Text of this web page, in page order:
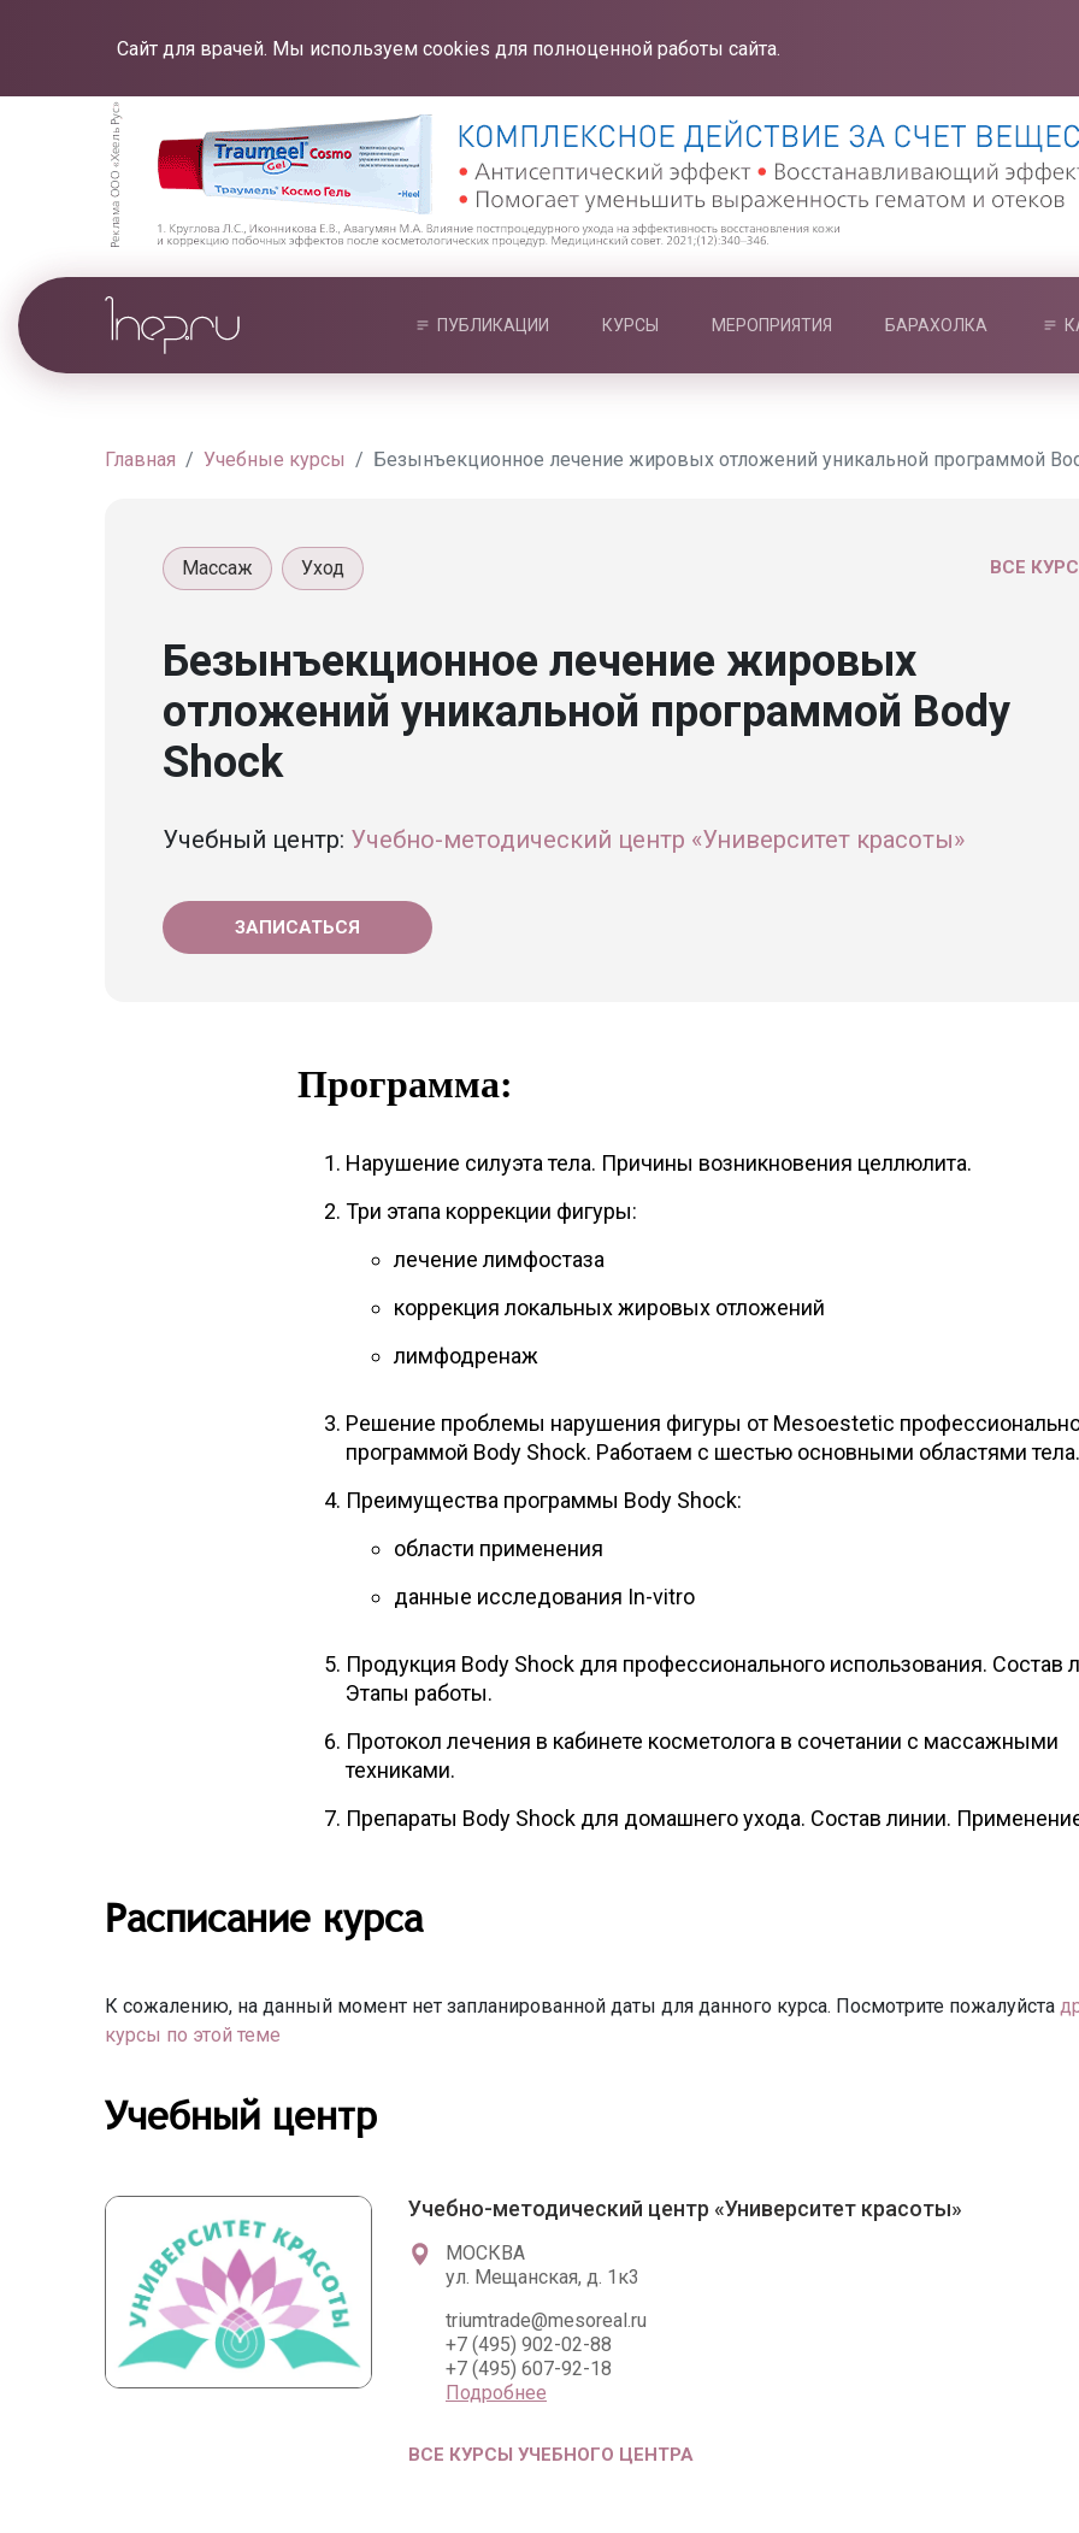
Сайт для врачей. Мы используем cookies для полноценной работы сайта.
ПУБЛИКАЦИИ КУРСЫ МЕРОПРИЯТИЯ БАРАХОЛКА
Главная Учебные курсы Безынъекционное лечение жировых отложений уникальной программой
ВСЕ
Массаж Уход
Безынъекционное лечение жировых
отложений уникальной программой Вody
Shock
Учебный центр: Учебно-методический центр «Университет красоты»
ЗАПИСАТЬСЯ
Программа:
Нарушение силуэта тела. Причины возникновения целлюлита.
Три этапа коррекции фигуры:
лечение лимфостаза
коррекция локальных жировых отложений
лимфодренаж
Решение проблемы нарушения фигуры от Mesoestetic
программой Body Shock. Работаем с шестью основными областями тела.
Преимущества программы Body Shock:
области применения
данные исследования In-vitro
Продукция Body Shock для профессионального использования. Состав
Этапы работы.
Протокол лечения в кабинете косметолога в сочетании с массажными
техниками.
Препараты Body Shock для домашнего ухода. Состав линии.
Расписание курса
К сожалению, на данный момент нет запланированной даты для данного курса. Посмотрите пожалуйста
курсы по этой теме
Учебный центр
Учебно-методический центр «Университет красоты»
МОСКВА
ул. Мещанская, д. 1к3
triumtrade@mesoreal.ru
+7 (495) 902-02-88
+7 (495) 607-92-18
Подробнее
ВСЕ КУРСЫ УЧЕБНОГО ЦЕНТРА